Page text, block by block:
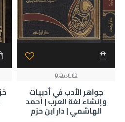
دار ابن حزم
جواهر الأدب في أدبيات
وإنشاء لغة العرب | أحمد
الهاشمي | دار ابن حزم